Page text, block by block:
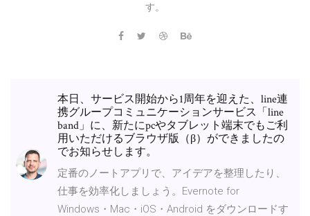
す。
本日、サービス開始から1周年を迎えた、line連
携グループコミュニケーションサービス「line
band」に、新たにpcやタブレット端末でもご利
用いただけるブラウザ版（β）ができましたの
でお知らせします。
定番のノートアプリで、アイデアを整理したり、
仕事を効率化しましょう。Evernote for
Windows・Mac・iOS・Android をダウンロードす